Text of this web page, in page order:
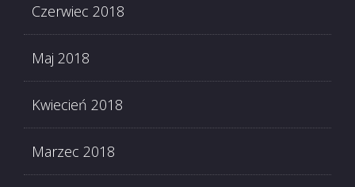
Czerwiec 2018
Maj 2018
Kwiecień 2018
Marzec 2018